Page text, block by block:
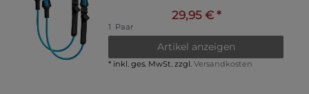
29,95 € *
1 Paar
Artikel anzeigen
* inkl. ges. MwSt. zzgl.Versandkosten